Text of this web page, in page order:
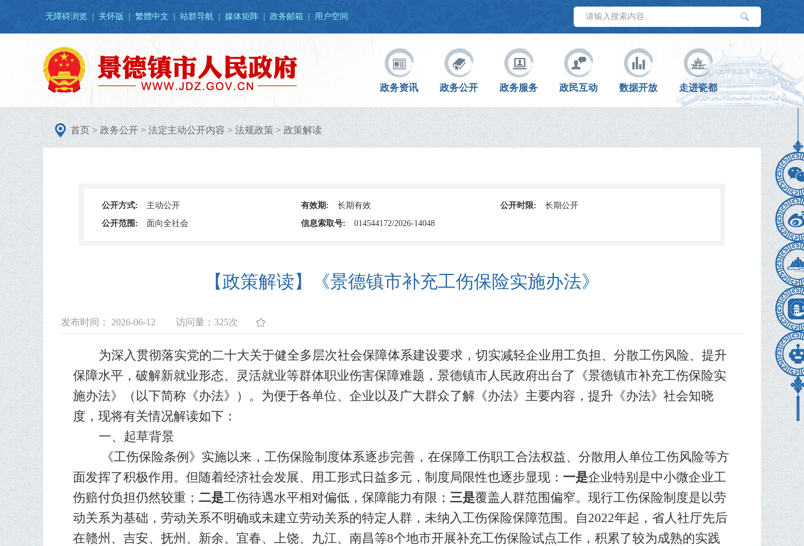
无障碍浏览 关怀版 繁體中文 站群导航 媒体矩阵 政务邮箱 用户空间
政务资讯 政务公开 政务服务 政民互动 数据开放 走进瓷都
首页>政务公开>法定主动公开内容>法规政策>政策解读
公开方式: 主动公开 有效期: 长期有效 公开时限:
长期公开
公开范围:
面向全社会 信息索取号: 014544172/2026-14048
【政策解读】《景德镇市补充工伤保险实施办法》
发布时间： 2026-06-12 访问量： 325次
为深入贯彻落实党的二十大关于健全多层次社会保障体系建设要求，切实减轻企业用工负担、分散工伤风险、提升
保障水平，破解新就业形态、灵活就业等群体职业伤害保障难题，景德镇市人民政府出台了《景德镇市补充工伤保险实
施办法》（以下简称《办法》）。为便于各单位、企业以及广大群众了解《办法》主要内容，提升《办法》社会知晓
度，现将有关情况解读如下 ：
一、起草背景
《工伤保险条例》实施以来，工伤保险制度体系逐步完善，在保障工伤职工合法权益、分散用人单位工伤风险等方
面发挥了积极作用。但随着经济社会发展、用工形式日益多元，制度局限性也逐步显现： 一是企业特别是中小微企业工
伤赔付负担仍然较重； 二是工伤待遇水平相对偏低，保障能力有限； 三是覆盖人群范围偏窄。现行工伤保险制度是以劳
动关系为基础，劳动关系不明确或未建立劳动关系的特定人群，未纳入工伤保险保障范围。自2022年起，省人社厅先后
在赣州、吉安、抚州、新余、宜春、上饶、九江、南昌等8个地市开展补充工伤保险试点工作，积累了较为成熟的实践